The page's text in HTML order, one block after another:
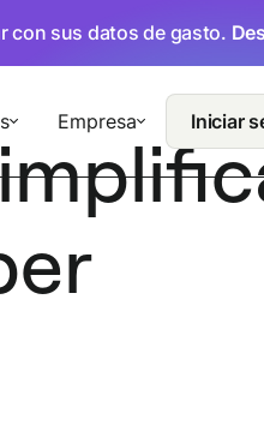
con sus datos de gasto.
Empresa Iniciar